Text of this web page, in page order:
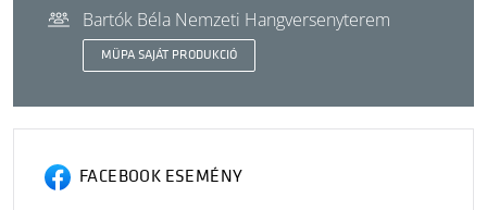
Bartók Béla Nemzeti Hangversenyterem
MÜPA SAJÁT PRODUKCIÓ
FACEBOOK ESEMÉNY